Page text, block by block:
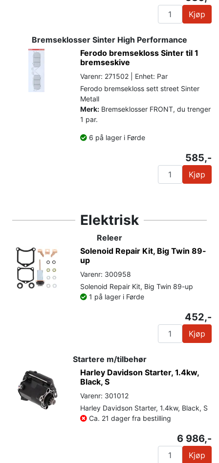
Kjøp
Bremseklosser Sinter High Performance
Ferodo bremsekloss Sinter til 1
bremseskive
Varenr: 271502 | Enhet: Par
Ferodo bremsekloss sett street Sinter
Metall
Merk: Bremseklosser FRONT, du trenger
1 par.
6 på lager i Førde
585,-
Kjøp
Elektrisk
Releer
Solenoid Repair Kit, Big Twin 89-
up
Varenr: 300958
Solenoid Repair Kit, Big Twin 89-up
1 på lager i Førde
452,-
Kjøp
Startere m/tilbehør
Harley Davidson Starter, 1.4kw,
Black, S
Varenr: 301012
Harley Davidson Starter, 1.4kw, Black, S
Ca. 21 dager fra bestilling
6 986,-
Kjøp